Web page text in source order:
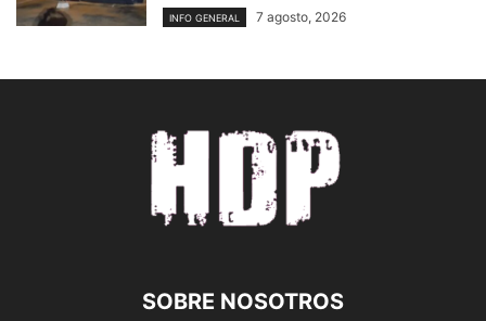
INFO GENERAL 7 agosto, 2026
SOBRE NOSOTROS